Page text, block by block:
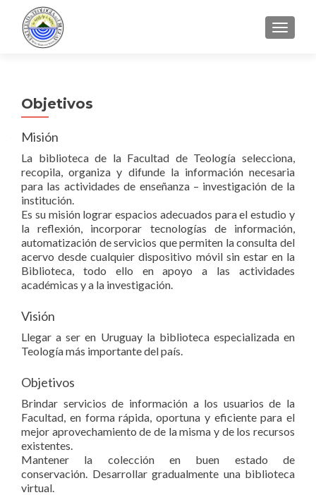
Objetivos
Misión
La biblioteca de la Facultad de Teología selecciona,
recopila, organiza y difunde la información necesaria
para las actividades de enseñanza – investigación de la
institución.
Es su misión lograr espacios adecuados para el estudio y
la reflexión, incorporar tecnologías de información,
automatización de servicios que permiten la consulta del
acervo desde cualquier dispositivo móvil sin estar en la
Biblioteca, todo ello en apoyo a las actividades
académicas y a la investigación.
Visión
Llegar a ser en Uruguay la biblioteca especializada en
Teología más importante del país.
Objetivos
Brindar servicios de información a los usuarios de la
Facultad, en forma rápida, oportuna y eficiente para el
mejor aprovechamiento de de la misma y de los recursos
existentes.
Mantener la colección en buen estado de
conservación. Desarrollar gradualmente una biblioteca
virtual.